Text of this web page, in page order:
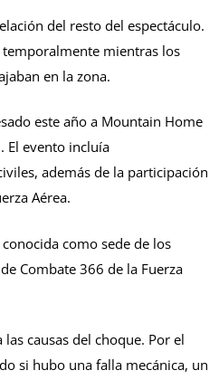
del resto del espectáculo.
temporalmente mientras los
en la zona.
este año a Mountain Home
El evento incluía
además de la participación
Aérea.
como sede de los
Combate 366 de la Fuerza
causas del choque. Por el
si hubo una falla mecánica, un